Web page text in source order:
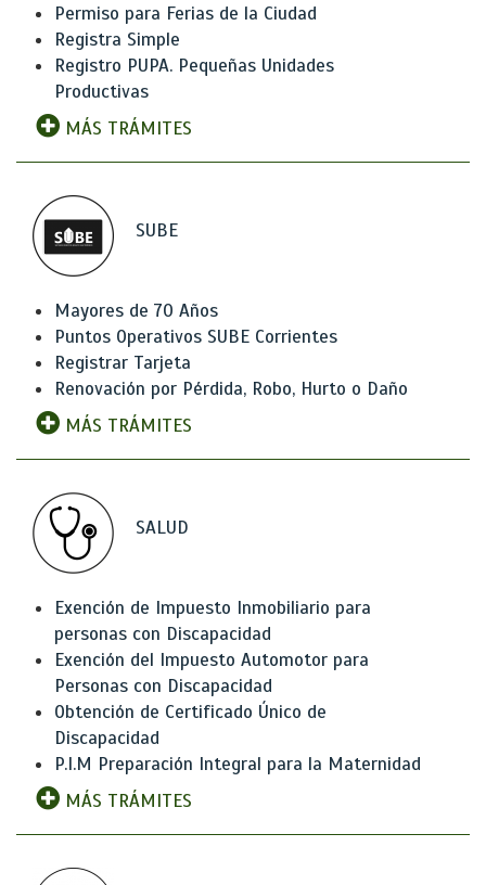
Permiso para Ferias de la Ciudad
Registra Simple
Registro PUPA. Pequeñas Unidades
Productivas
MÁS TRÁMITES
SUBE
Mayores de 70 Años
Puntos Operativos SUBE Corrientes
Registrar Tarjeta
Renovación por Pérdida, Robo, Hurto o Daño
MÁS TRÁMITES
SALUD
Exención de Impuesto Inmobiliario para
personas con Discapacidad
Exención del Impuesto Automotor para
Personas con Discapacidad
Obtención de Certificado Único de
Discapacidad
P.I.M Preparación Integral para la Maternidad
MÁS TRÁMITES